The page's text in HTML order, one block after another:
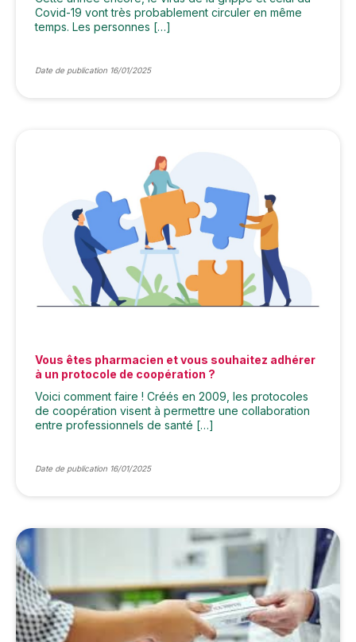
Covid-19 vont très probablement circuler en même
temps. Les personnes […]
Date de publication 16/01/2025
Vous êtes pharmacien et vous souhaitez adhérer
à un protocole de coopération ?
Voici comment faire ! Créés en 2009, les protocoles
de coopération visent à permettre une collaboration
entre professionnels de santé […]
Date de publication 16/01/2025